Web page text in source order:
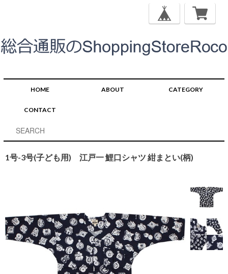
HOME ABOUT CATEGORY
CONTACT
1号-3号(子ども用) 江戸一 鯉口シャツ 紺まとい(柄)